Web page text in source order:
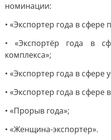
номинации:
• «Экспортер года в
• «Экспортёр года в
комплекса»;
• «Экспортер года в сфере
• «Экспортер года в сфере
• «Прорыв года»;
• «Женщина-экспортер».